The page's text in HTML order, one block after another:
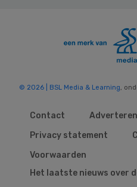
© 2026 | BSL Media & Learning ,
Contact
Adverteren
Privacy statement
Voorwaarden
Het laatste nieuws over